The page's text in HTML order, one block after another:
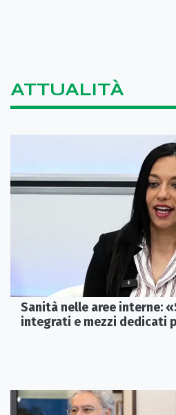
ATTUALITÀ
Sanità nelle aree interne:
integrati e mezzi dedicati